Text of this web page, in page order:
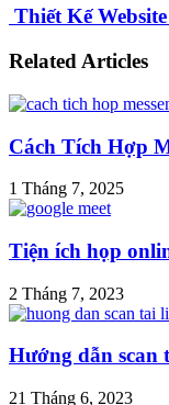
Thiết Kế
Related Articles
Cách Tích Hợp
1 Tháng 7, 2025
Tiện ích họp
2 Tháng 7, 2023
Hướng dẫn scan
21 Tháng 6, 2023